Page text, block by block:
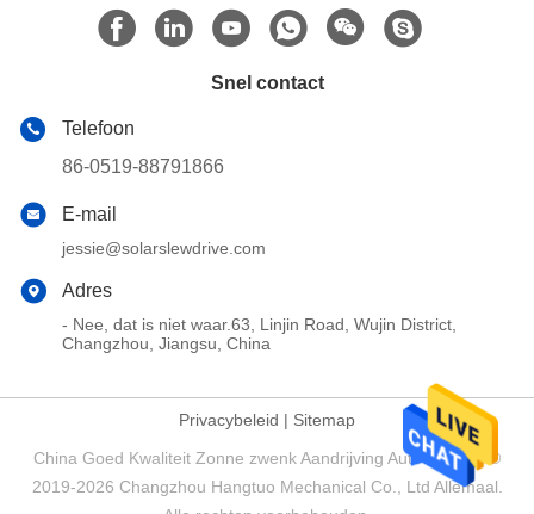
Snel contact
Telefoon
86-0519-88791866
E-mail
jessie@solarslewdrive.com
Adres
- Nee, dat is niet waar.63, Linjin Road, Wujin District,
Changzhou, Jiangsu, China
Privacybeleid | Sitemap
China Goed Kwaliteit Zonne zwenk Aandrijving Auteursrecht ©
2019-2026 Changzhou Hangtuo Mechanical Co., Ltd Allemaal.